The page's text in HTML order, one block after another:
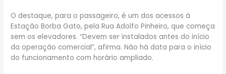
O destaque, para o passageiro, é um dos acessos à
Estação Borba Gato, pela Rua Adolfo Pinheiro, que começa
sem os elevadores. “Devem ser instalados antes do início
da operação comercial”, afirma. Não há data para o início
do funcionamento com horário ampliado.